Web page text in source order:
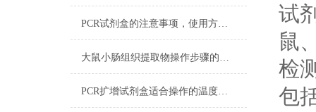
PCR试剂盒的注意事项，使用方法及用途
大鼠小肠组织提取物​操作步骤的详细阐述
PCR扩增试剂盒适合操作的温度范围
试
鼠
检
包